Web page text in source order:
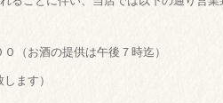
（お酒の提供は午後７時迄）
ます）